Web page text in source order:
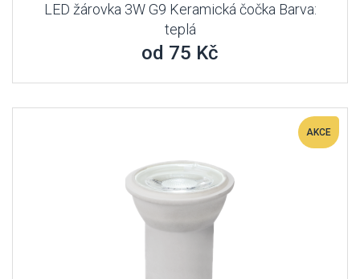
LED žárovka 3W G9 Keramická čočka Barva:
teplá
od 75 Kč
AKCE